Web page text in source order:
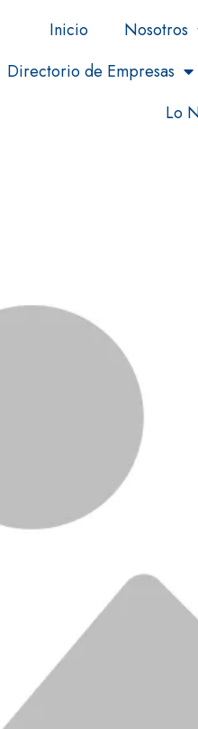
Inicio Nosotros
Directorio de Empresas
Lo